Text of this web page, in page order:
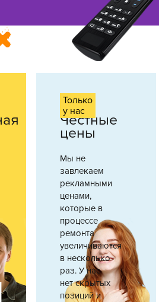
Только
у нас
Честные
цены
Мы не
завлекаем
рекламными
ценами,
которые в
процессе
ремонта
увеличиваются
в несколько
раз. У нас
нет скрытых
позиций и